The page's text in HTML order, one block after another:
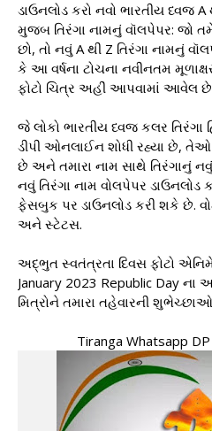
ડાઉનલોડ કરો નવો ભારતીય ધ્વજ A
મુજબ તિરંગા નામનું વૉલપેપર: જો તમે
છો, તો નવું A થી Z તિરંગા નામનું
કે આ વર્ષના ટોચના નવીનતમ
ફોટો ચિત્ર અહીં આપવામાં આવેલ
જે લોકો ભારતીય ધ્વજ કલર
ડીપી ઓનલાઈન શોધી રહ્યા છે,
છે અને તમારા નામ સાથે તિરંગાનું
નવું તિરંગા નામ વોલપેપર
ફેસબુક પર ડાઉનલોડ કરી શકે છે.
અને સ્ટેટસ.
અદ્ભુત સ્વતંત્રતા દિવસ ફોટો
January 2023 Republic Day ના
મિત્રોને તમારા તહેવારની શુભેચ્છાઓ
Tiranga Whatsapp